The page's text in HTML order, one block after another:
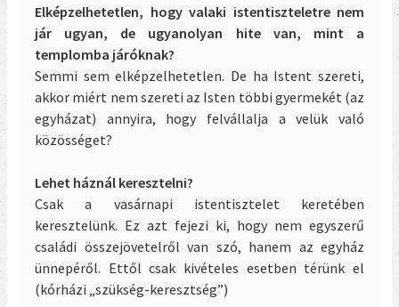
Elképzelhetetlen, hogy valaki istentiszteletre nem
jár ugyan, de ugyanolyan hite van, mint a
templomba járóknak?
Semmi sem elképzelhetetlen. De ha Istent szereti,
akkor miért nem szereti az Isten többi gyermekét (az
egyházat) annyira, hogy felvállalja a velük való
közösséget?
Lehet háznál keresztelni?
Csak a vasárnapi istentisztelet keretében
keresztelünk. Ez azt fejezi ki, hogy nem egyszerű
családi összejövetelről van szó, hanem az egyház
ünnepéről. Ettől csak kivételes esetben térünk el
(kórházi „szükség-keresztség”)